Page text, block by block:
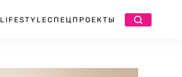
LIFESTYLEСПЕЦПРОЕКТЫ